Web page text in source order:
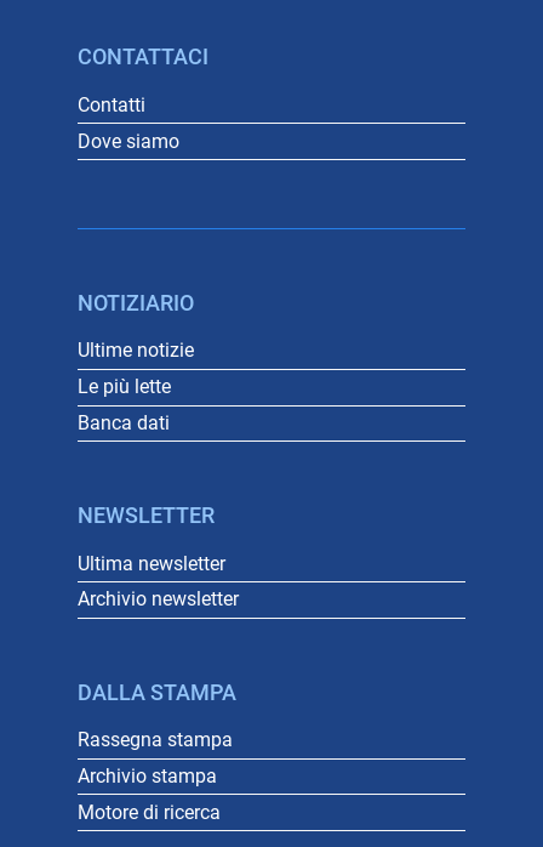
CONTATTACI
Contatti
Dove siamo
NOTIZIARIO
Ultime notizie
Le più lette
Banca dati
NEWSLETTER
Ultima newsletter
Archivio newsletter
DALLA STAMPA
Rassegna stampa
Archivio stampa
Motore di ricerca